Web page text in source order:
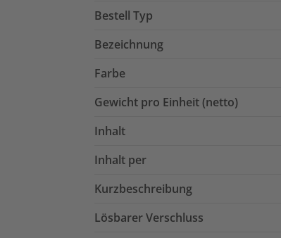
Bestell Typ
Bezeichnung
Farbe
Gewicht pro Einheit (netto)
Inhalt
Inhalt per
Kurzbeschreibung
Lösbarer Verschluss